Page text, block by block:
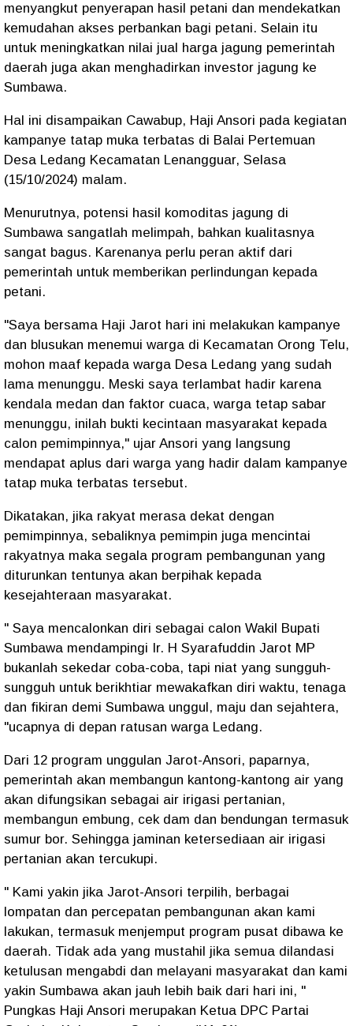
menyangkut penyerapan hasil petani dan mendekatkan
kemudahan akses perbankan bagi petani. Selain itu
untuk meningkatkan nilai jual harga jagung pemerintah
daerah juga akan menghadirkan investor jagung ke
Sumbawa.
Hal ini disampaikan Cawabup, Haji Ansori pada kegiatan
kampanye tatap muka terbatas di Balai Pertemuan
Desa Ledang Kecamatan Lenangguar, Selasa
(15/10/2024) malam.
Menurutnya, potensi hasil komoditas jagung di
Sumbawa sangatlah melimpah, bahkan kualitasnya
sangat bagus. Karenanya perlu peran aktif dari
pemerintah untuk memberikan perlindungan kepada
petani.
"Saya bersama Haji Jarot hari ini melakukan kampanye
dan blusukan menemui warga di Kecamatan Orong Telu,
mohon maaf kepada warga Desa Ledang yang sudah
lama menunggu. Meski saya terlambat hadir karena
kendala medan dan faktor cuaca, warga tetap sabar
menunggu, inilah bukti kecintaan masyarakat kepada
calon pemimpinnya," ujar Ansori yang langsung
mendapat aplus dari warga yang hadir dalam kampanye
tatap muka terbatas tersebut.
Dikatakan, jika rakyat merasa dekat dengan
pemimpinnya, sebaliknya pemimpin juga mencintai
rakyatnya maka segala program pembangunan yang
diturunkan tentunya akan berpihak kepada
kesejahteraan masyarakat.
" Saya mencalonkan diri sebagai calon Wakil Bupati
Sumbawa mendampingi Ir. H Syarafuddin Jarot MP
bukanlah sekedar coba-coba, tapi niat yang sungguh-
sungguh untuk berikhtiar mewakafkan diri waktu, tenaga
dan fikiran demi Sumbawa unggul, maju dan sejahtera,
"ucapnya di depan ratusan warga Ledang.
Dari 12 program unggulan Jarot-Ansori, paparnya,
pemerintah akan membangun kantong-kantong air yang
akan difungsikan sebagai air irigasi pertanian,
membangun embung, cek dam dan bendungan termasuk
sumur bor. Sehingga jaminan ketersediaan air irigasi
pertanian akan tercukupi.
" Kami yakin jika Jarot-Ansori terpilih, berbagai
lompatan dan percepatan pembangunan akan kami
lakukan, termasuk menjemput program pusat dibawa ke
daerah. Tidak ada yang mustahil jika semua dilandasi
ketulusan mengabdi dan melayani masyarakat dan kami
yakin Sumbawa akan jauh lebih baik dari hari ini, "
Pungkas Haji Ansori merupakan Ketua DPC Partai